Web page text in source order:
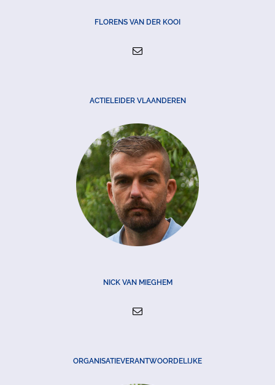
FLORENS VAN DER KOOI
ACTIELEIDER VLAANDEREN
NICK VAN MIEGHEM
ORGANISATIEVERANTWOORDELIJKE